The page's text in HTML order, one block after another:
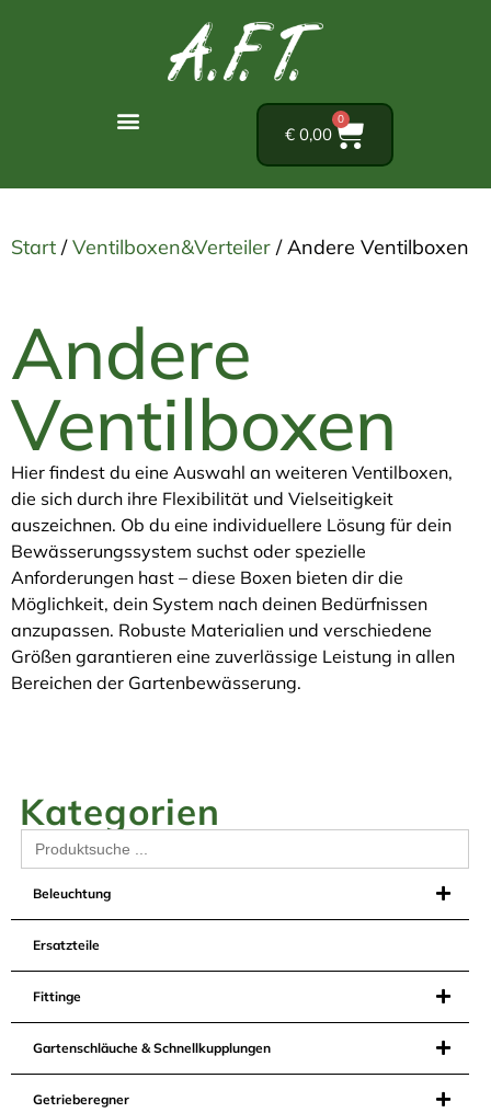
€ 0,00
0
Start /Ventilboxen&Verteiler / Andere Ventilboxen
Andere
Ventilboxen
Hier findest du eine Auswahl an weiteren Ventilboxen,
die sich durch ihre Flexibilität und Vielseitigkeit
auszeichnen. Ob du eine individuellere Lösung für dein
Bewässerungssystem suchst oder spezielle
Anforderungen hast – diese Boxen bieten dir die
Möglichkeit, dein System nach deinen Bedürfnissen
anzupassen. Robuste Materialien und verschiedene
Größen garantieren eine zuverlässige Leistung in allen
Bereichen der Gartenbewässerung.
Kategorien
Search
for:
Beleuchtung
Ersatzteile
Fittinge
Gartenschläuche & Schnellkupplungen
Getrieberegner